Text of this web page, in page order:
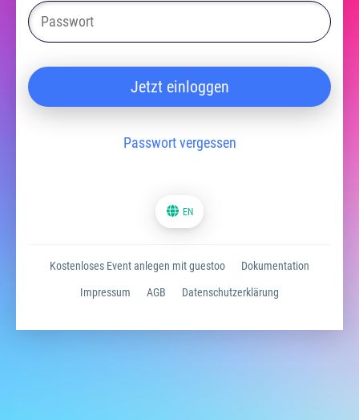
Jetzt einloggen
Passwort vergessen
EN
Kostenloses Event anlegen mit guestoo Dokumentation
Impressum AGB Datenschutzerklärung